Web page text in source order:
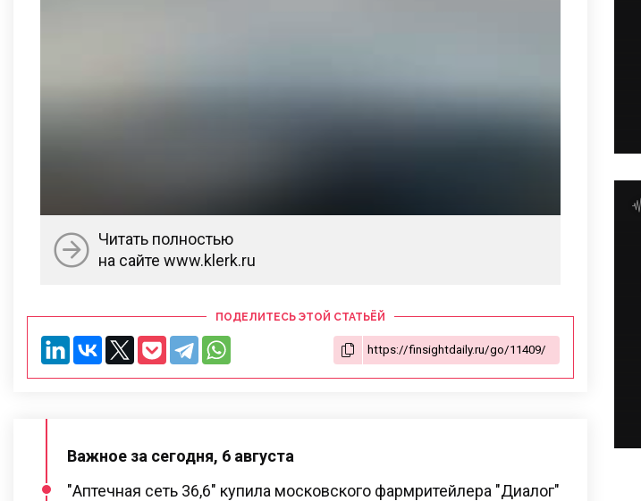
Читать полностью
на сайте www.klerk.ru
ПОДЕЛИТЕСЬ ЭТОЙ СТАТЬЁЙ
Важное за сегодня, 6 августа
"Аптечная сеть 36,6" купила московского фармритейлера "Диалог"